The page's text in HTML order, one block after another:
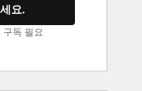
요.
독 필요